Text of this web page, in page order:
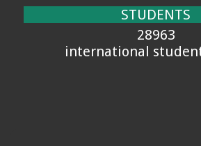
STUDENTS
28963